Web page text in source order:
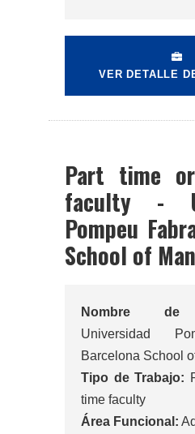
VER DETALLE
Part time
faculty -
Pompeu
School of
Nombre de
Universidad
Barcelona School
Tipo de Trabajo:
time faculty
Área Funcional: